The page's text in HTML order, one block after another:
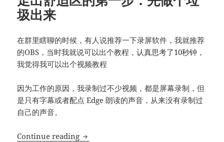
圾出来
在群里瞎聊的时候，有人说推荐一下录屏软件，我就推荐
的OBS，当时我就说可以出个教程，认真思考了10秒钟，
我觉得我可以出个视频教程
因为工作的原因，我录制过不少视频，都是屏幕录制，但
是只有字幕或者配点 Edge 朗读的声音，从来没有录制过
自己的声音。
Continue reading 走出舒适区的第一步：先做个垃圾出来